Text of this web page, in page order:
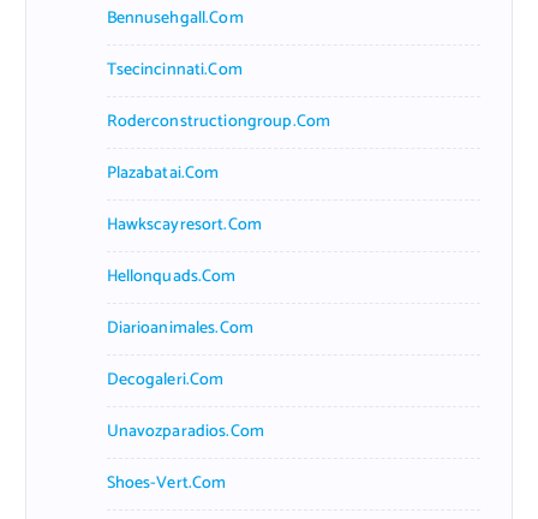
Bennusehgall.com
Tsecincinnati.com
Roderconstructiongroup.com
Plazabatai.com
Hawkscayresort.com
Hellonquads.com
Diarioanimales.com
Decogaleri.com
Unavozparadios.com
Shoes-Vert.com